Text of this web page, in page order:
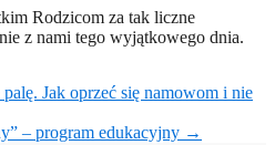
Rodzicom za tak liczne
z nami tego wyjątkowego dnia.
Jak oprzeć się namowom i nie
– program edukacyjny →